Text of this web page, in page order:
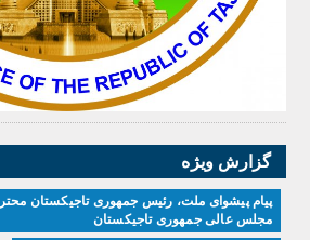
گزارش ویژه
پیام پیشوای ملت، رئیس جمهوری تاجیکستان
مجلس عالی جمهوری تاجیکستان